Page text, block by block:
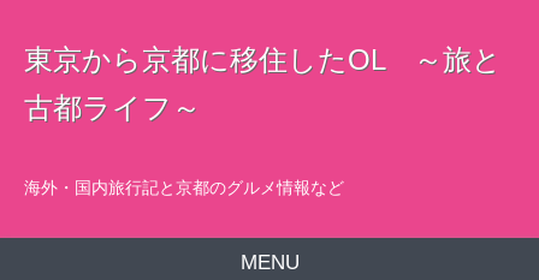
東京から京都に移住したOL ～旅と
古都ライフ～
海外・国内旅行記と京都のグルメ情報など
MENU